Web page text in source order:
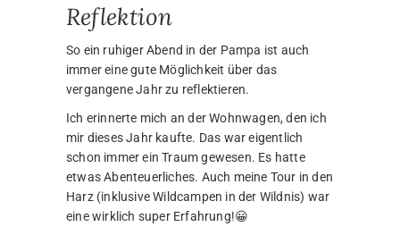
Reflektion
So ein ruhiger Abend in der Pampa ist auch
immer eine gute Möglichkeit über das
vergangene Jahr zu reflektieren.
Ich erinnerte mich an der Wohnwagen, den ich
mir dieses Jahr kaufte. Das war eigentlich
schon immer ein Traum gewesen. Es hatte
etwas Abenteuerliches. Auch meine Tour in den
Harz (inklusive Wildcampen in der Wildnis) war
eine wirklich super Erfahrung!😀